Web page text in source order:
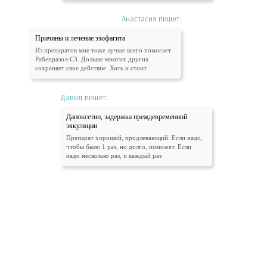
Анастасия пишет:
Причины и лечение эзофагита
Из препаратов мне тоже лучше всего помогает
Рабепразол-СЗ. Дольше многих других
сохраняет свое действие. Хоть и стоит
Давид пишет:
Дапоксетин, задержка преждевременной
эякуляции
Препарат хороший, продлевающий. Если надо,
чтобы было 1 раз, но долго, поможет. Если
надо несколько раз, и каждый раз